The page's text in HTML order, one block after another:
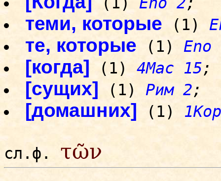
теми, которые (1)
те, которые (1) Eno
[когда] (1) 4Mac 15;
[сущих] (1) Рим 2;
[домашних] (1)
сл.ф. τῶν